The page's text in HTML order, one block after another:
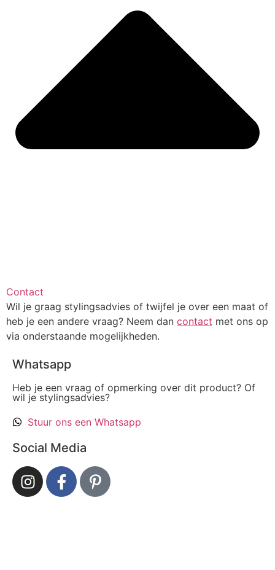
Contact
Wil je graag stylingsadvies of twijfel je over een maat of
heb je een andere vraag? Neem dan contact met ons op
via onderstaande mogelijkheden.
Whatsapp
Heb je een vraag of opmerking over dit product? Of
wil je stylingsadvies?
Stuur ons een Whatsapp
Social Media